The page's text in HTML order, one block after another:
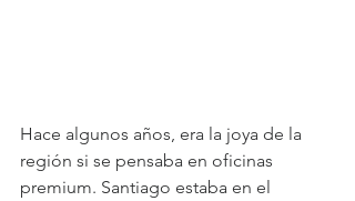
Hace algunos años, era la joya de la
región si se pensaba en oficinas
premium. Santiago estaba en el